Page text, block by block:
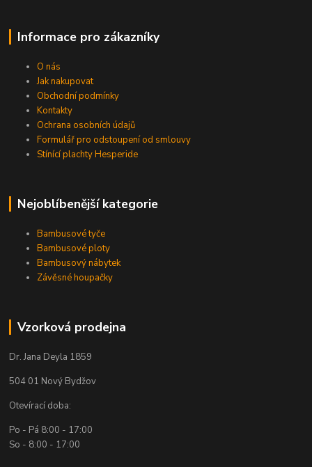
Informace pro zákazníky
O nás
Jak nakupovat
Obchodní podmínky
Kontakty
Ochrana osobních údajů
Formulář pro odstoupení od smlouvy
Stínící plachty Hesperide
Nejoblíbenější kategorie
Bambusové tyče
Bambusové ploty
Bambusový nábytek
Závěsné houpačky
Vzorková prodejna
Dr. Jana Deyla 1859
504 01 Nový Bydžov
Otevírací doba:
Po - Pá 8:00 - 17:00
So - 8:00 - 17:00